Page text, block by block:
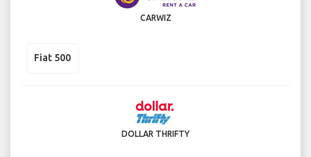
CARWIZ
Fiat 500
DOLLAR THRIFTY